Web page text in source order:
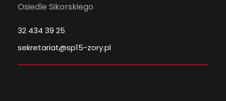
Osiedle Sikorskiego
32 434 39 25
sekretariat@sp15-zory.pl